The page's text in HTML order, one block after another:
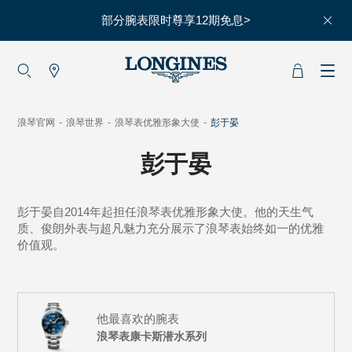
部分腕表限时尊享12期免息>
赵丽颖
查看所有大使
马术运动
高山滑雪
浪琴
浪琴官网 - 浪琴世界 - 浪琴表优雅形象大使 - 彭于晏
彭于晏
彭于晏自2014年起担任浪琴表优雅形象大使。他的天生气
质、俊朗外表与超凡魅力充分展示了浪琴表始终如一的优雅
价值观。
他最喜欢的腕表
浪琴表康卡斯潜水系列